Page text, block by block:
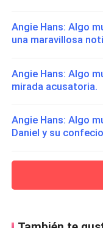
Angie Hans: Algo
una maravillosa
Angie Hans: Algo
mirada acusatoria.
Angie Hans: Algo
Daniel y su